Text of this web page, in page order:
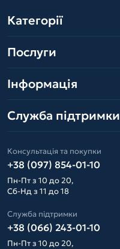
Категорії
Послуги
Інформація
Служба підтримки
Консультація та покупки
+38 (097) 854-01-10
Пн-Пт з 10 до 20,
Сб-Нд з 11 до 18
Служба підтримки
+38 (066) 243-01-10
Пн-Пт з 10 до 20,